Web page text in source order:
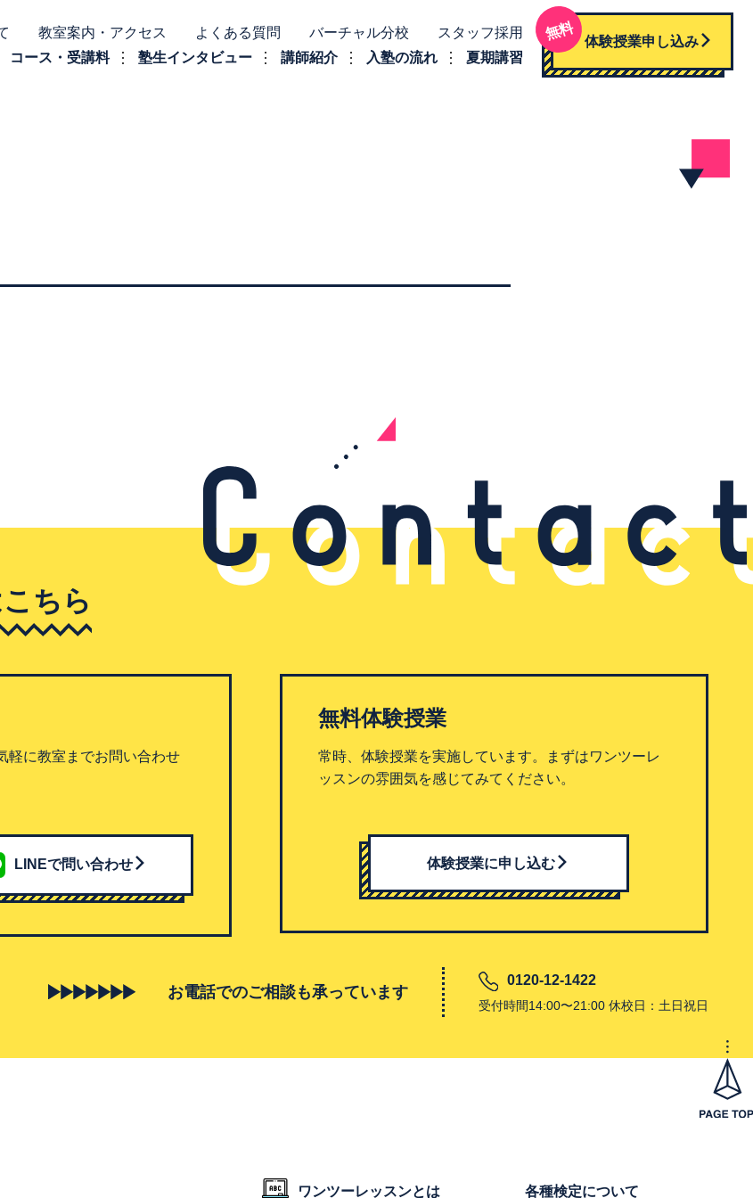
教室案内・アクセス よくある質問 バーチャル分校
スタッフ採用
コース・受講料 塾生インタビュー 講師紹介 入塾の流れ 夏期講習
無料
体験授業申し込み
ちら
軽に教室までお問い合わせ
LINEで問い合わせ
無料体験授業
常時、体験授業を実施しています。まずはワンツーレ
ッスンの雰囲気を感じてみてください。
体験授業に申し込む
お電話でのご相談も承っています
0120-12-1422
受付時間14:00〜21:00 休校日：土日祝日
ワンツーレッスンとは 各種検定について